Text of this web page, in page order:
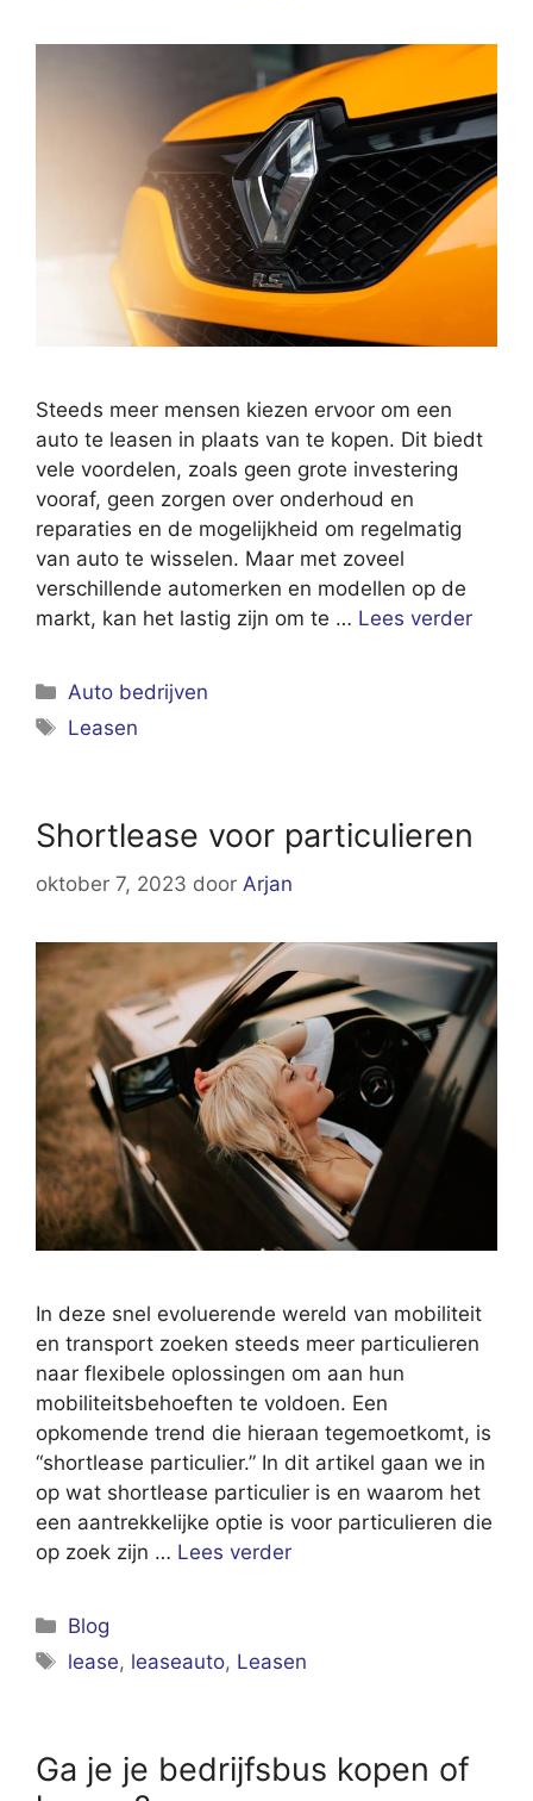
Steeds meer mensen kiezen ervoor om een
auto te leasen in plaats van te kopen. Dit biedt
vele voordelen, zoals geen grote investering
vooraf, geen zorgen over onderhoud en
reparaties en de mogelijkheid om regelmatig
van auto te wisselen. Maar met zoveel
verschillende automerken en modellen op de
markt, kan het lastig zijn om te … Lees verder
Categorieën
Auto bedrijven
Tags
Leasen
Shortlease voor particulieren
oktober 7, 2023 door Arjan
In deze snel evoluerende wereld van mobiliteit
en transport zoeken steeds meer particulieren
naar flexibele oplossingen om aan hun
mobiliteitsbehoeften te voldoen. Een
opkomende trend die hieraan tegemoetkomt, is
“shortlease particulier.” In dit artikel gaan we in
op wat shortlease particulier is en waarom het
een aantrekkelijke optie is voor particulieren die
op zoek zijn … Lees verder
Categorieën
Blog
Tags
lease, leaseauto, Leasen
Ga je je bedrijfsbus kopen of